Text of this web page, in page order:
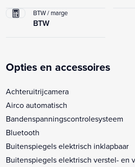
BTW / marge
BTW
Opties en accessoires
Achteruitrijcamera
Airco automatisch
Bandenspanningscontrolesysteem
Bluetooth
Buitenspiegels elektrisch inklapbaar
Buitenspiegels elektrisch verstel- en